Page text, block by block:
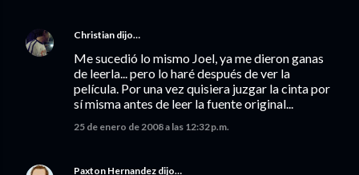
Christian dijo…
Me sucedió lo mismo Joel, ya me dieron ganas
de leerla... pero lo haré después de ver la
película. Por una vez quisiera juzgar la cinta por
sí misma antes de leer la fuente original...
25 de enero de 2008 a las 12:32 p.m.
Paxton Hernandez dijo…